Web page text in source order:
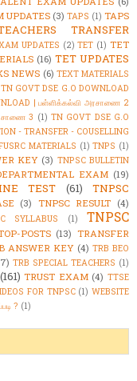
UPDATES (3) TAPS (1) TAPS
TRANSFER
UPDATES (2) TET (1) TET
(16) TET UPDATES
NEWS (6) TEXT MATERIALS
TN GOVT DSE G.O DOWNLOAD
| பள்ளிக்கல்வி அரசாணை 2
3 (1) TN GOVT DSE G.O
- TRANSFER - COUSELLING
MATERIALS (1) TNPS (1)
KEY (3) TNPSC BULLETIN
EXAM (19)
TEST (61)
TNPSC
(3) TNPSC RESULT (4)
SYLLABUS (1)
TNPSC
POSTS (13) TRANSFER
ANSWER KEY (4) TRB BEO
TRB SPECIAL TEACHERS (1)
(161) TRUST EXAM (4) TTSE
FOR TNPSC (1) WEBSITE
? (1)